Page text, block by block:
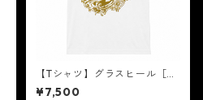
【Tシャツ】グラスヒール［白
×ゴールド箔］
¥7,500